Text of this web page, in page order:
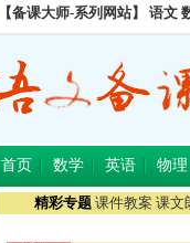
【备课大师-系列网站】 语文
首页 数学 英语 物理
精彩专题 课件教案 课文